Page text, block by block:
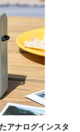
アナログインスタ